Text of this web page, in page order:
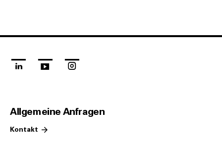
linkedinyoutube
Allgemeine Anfragen
Kontakt